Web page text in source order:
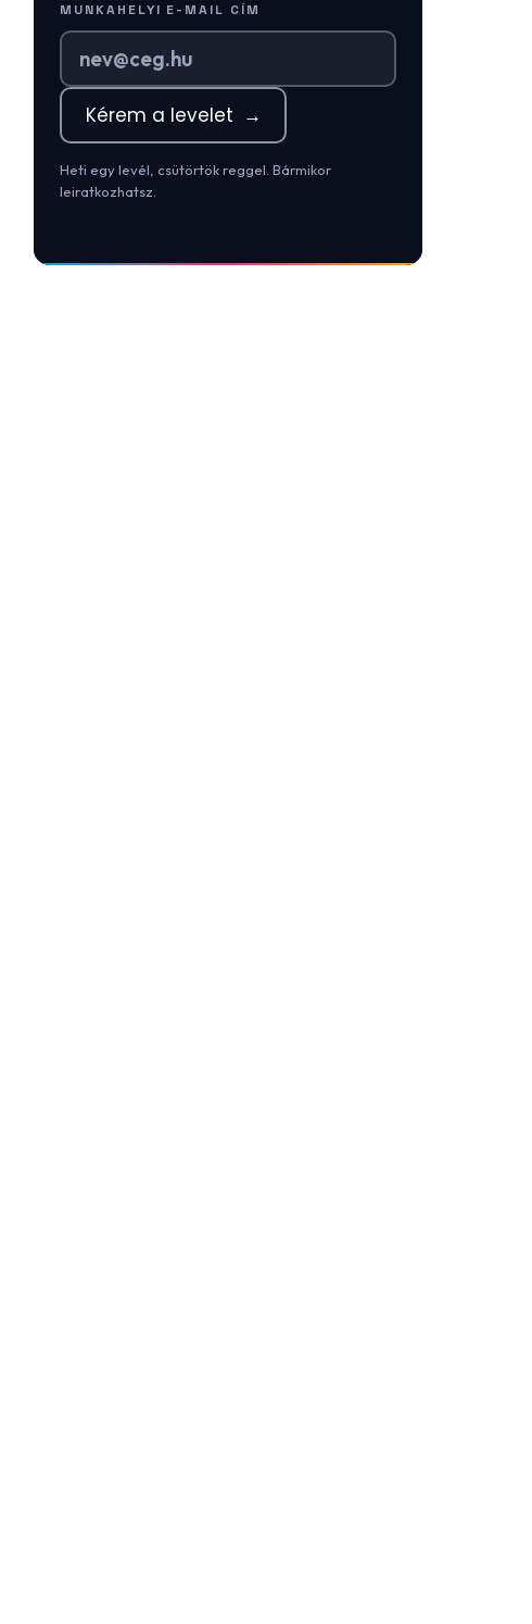
MUNKAHELYI E-MAIL CÍM
Kérem a levelet →
Heti egy levél, csütörtök reggel. Bármikor
leiratkozhatsz.